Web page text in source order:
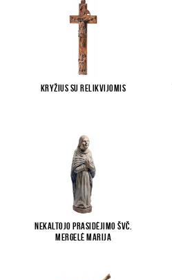
Kryžius su relikvijomis
Nekaltojo Prasidėjimo Švč.
Mergelė Marija